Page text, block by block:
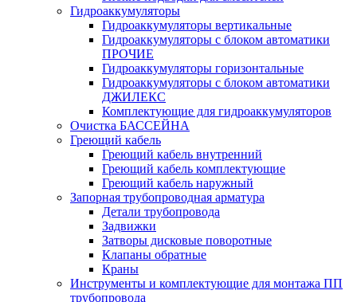
Гидроаккумуляторы
Гидроаккумуляторы вертикальные
Гидроаккумуляторы с блоком автоматики
ПРОЧИЕ
Гидроаккумуляторы горизонтальные
Гидроаккумуляторы с блоком автоматики
ДЖИЛЕКС
Комплектующие для гидроаккумуляторов
Очистка БАССЕЙНА
Греющий кабель
Греющий кабель внутренний
Греющий кабель комплектующие
Греющий кабель наружный
Запорная трубопроводная арматура
Детали трубопровода
Задвижки
Затворы дисковые поворотные
Клапаны обратные
Краны
Инструменты и комплектующие для монтажа ПП
трубопровода